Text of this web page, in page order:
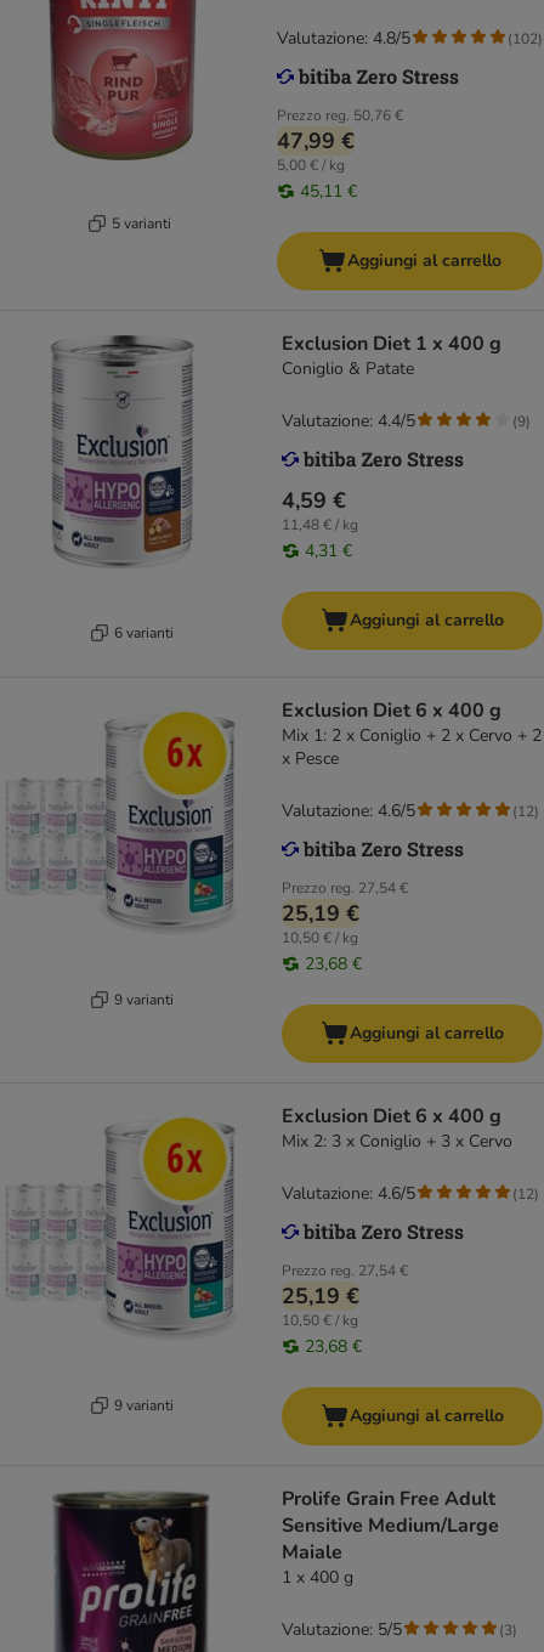
5 varianti
Prezzo reg. 50,76 €
47,99 €
5,00 € / kg
45,11 €
Valutazione: 4.8/5 (102)
Aggiungi al carrello
6 varianti
Exclusion Diet 1 x 400 g
Coniglio & Patate
4,59 €
11,48 € / kg
4,31 €
Valutazione: 4.4/5 (9)
Aggiungi al carrello
9 varianti
Exclusion Diet 6 x 400 g
Mix 1: 2 x Coniglio + 2 x Cervo + 2
x Pesce
Prezzo reg. 27,54 €
25,19 €
10,50 € / kg
23,68 €
Valutazione: 4.6/5 (12)
Aggiungi al carrello
9 varianti
Exclusion Diet 6 x 400 g
Mix 2: 3 x Coniglio + 3 x Cervo
Prezzo reg. 27,54 €
25,19 €
10,50 € / kg
23,68 €
Valutazione: 4.6/5 (12)
Aggiungi al carrello
Prolife Grain Free Adult
Sensitive Medium/Large
Maiale
1 x 400 g
Valutazione: 5/5 (3)